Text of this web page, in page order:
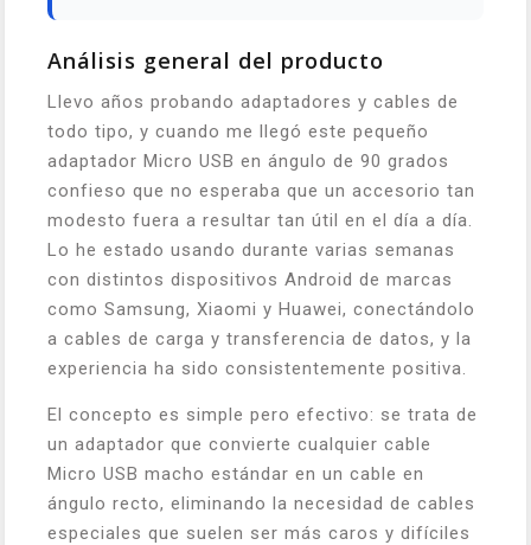
Análisis general del producto
Llevo años probando adaptadores y cables de
todo tipo, y cuando me llegó este pequeño
adaptador Micro USB en ángulo de 90 grados
confieso que no esperaba que un accesorio tan
modesto fuera a resultar tan útil en el día a día.
Lo he estado usando durante varias semanas
con distintos dispositivos Android de marcas
como Samsung, Xiaomi y Huawei, conectándolo
a cables de carga y transferencia de datos, y la
experiencia ha sido consistentemente positiva.
El concepto es simple pero efectivo: se trata de
un adaptador que convierte cualquier cable
Micro USB macho estándar en un cable en
ángulo recto, eliminando la necesidad de cables
especiales que suelen ser más caros y difíciles